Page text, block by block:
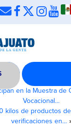
en la Muestra de
Vocacional…
kilos de productos
verificaciones en…